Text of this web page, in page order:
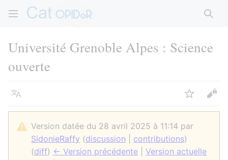
Université Grenoble Alpes : Science
ouverte
Langue Suivre
Version datée du 28 avril 2025 à 11:14 par
SidonieRaffy (discussion contributions)
(diff) ← Version précédente
Version actuelle